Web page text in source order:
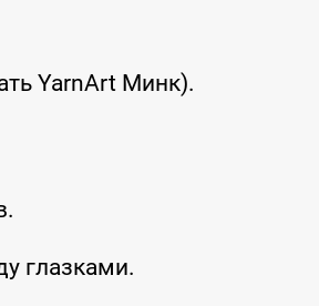
YarnArt Минк).
глазками.